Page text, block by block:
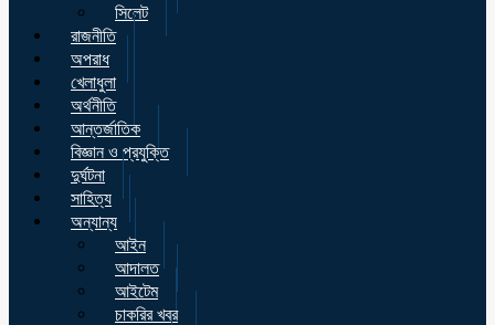
সিলেট
রাজনীতি
অপরাধ
খেলাধুলা
অর্থনীতি
আন্তর্জাতিক
বিজ্ঞান ও প্রযুক্তি
দুর্ঘটনা
সাহিত্য
অন্যান্য
আইন
আদালত
আইটেম
চাকরির খবর